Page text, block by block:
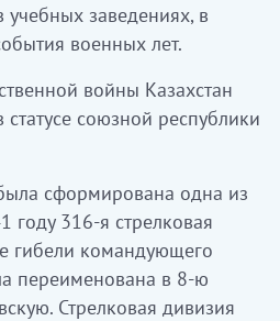
заведениях, в
военных лет.
войны Казахстан
союзной республики
сформирована одна из
году 316-я стрелковая
гибели командующего
переименована в 8-ю
Стрелковая дивизия